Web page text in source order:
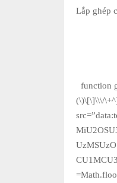
Lắp ghép
function
(\)\[\]\\\/